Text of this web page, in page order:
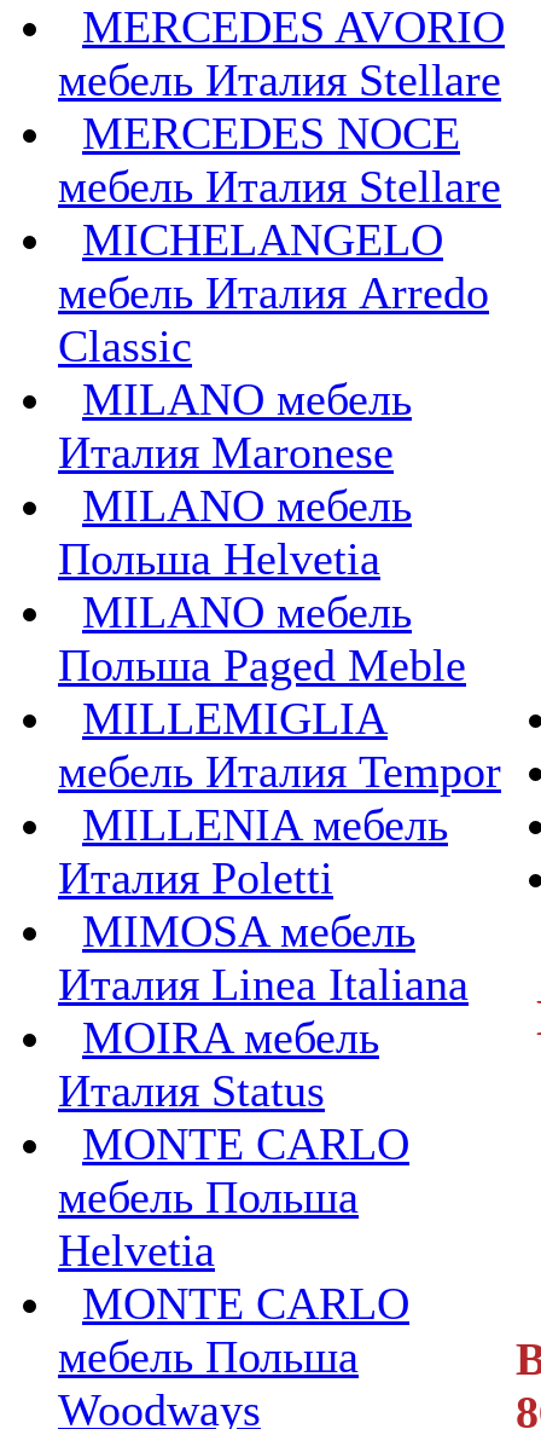
MERCEDES AVORIO
мебель Италия Stellare
MERCEDES NOCE
мебель Италия Stellare
MICHELANGELO
мебель Италия Arredo
Classic
MILANO мебель
Италия Maronese
MILANO мебель
Польша Helvetia
MILANO мебель
Польша Paged Meble
MILLEMIGLIA
мебель Италия Tempor
MILLENIA мебель
Италия Poletti
MIMOSA мебель
Италия Linea Italiana
MOIRA мебель
Италия Status
MONTE CARLO
мебель Польша
Helvetia
MONTE CARLO
мебель Польша
Woodways